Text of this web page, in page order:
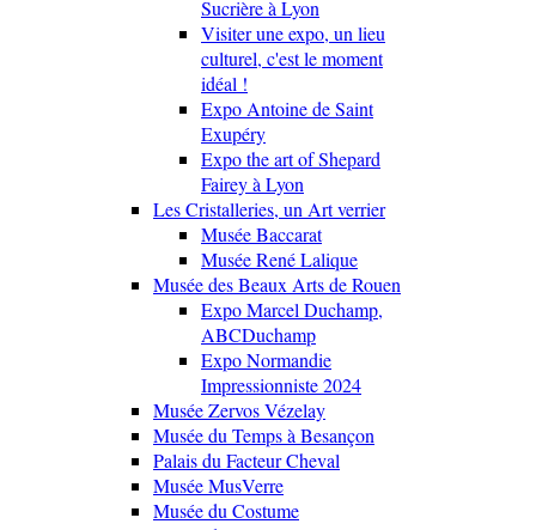
Sucrière à Lyon
Visiter une expo, un lieu
culturel, c'est le moment
idéal !
Expo Antoine de Saint
Exupéry
Expo the art of Shepard
Fairey à Lyon
Les Cristalleries, un Art verrier
Musée Baccarat
Musée René Lalique
Musée des Beaux Arts de Rouen
Expo Marcel Duchamp,
ABCDuchamp
Expo Normandie
Impressionniste 2024
Musée Zervos Vézelay
Musée du Temps à Besançon
Palais du Facteur Cheval
Musée MusVerre
Musée du Costume